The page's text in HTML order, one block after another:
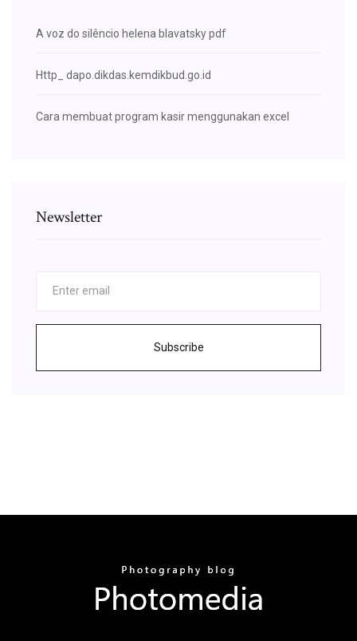
A voz do silêncio helena blavatsky pdf
Http_ dapo.dikdas.kemdikbud.go.id
Cara membuat program kasir menggunakan excel
Newsletter
Subscribe